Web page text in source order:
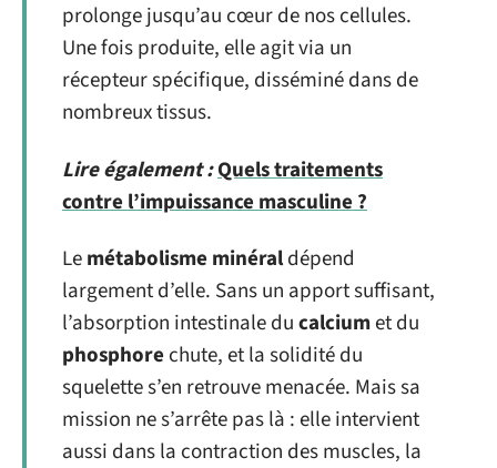
prolonge jusqu’au cœur de nos cellules.
Une fois produite, elle agit via un
récepteur spécifique, disséminé dans de
nombreux tissus.
Lire également :Quels traitements
contre l’impuissance masculine ?
Lemétabolisme minéraldépend
largement d’elle. Sans un apport suffisant,
l’absorption intestinale ducalciumet du
phosphore chute, et la solidité du
squelette s’en retrouve menacée. Mais sa
mission ne s’arrête pas là : elle intervient
aussi dans la contraction des muscles, la